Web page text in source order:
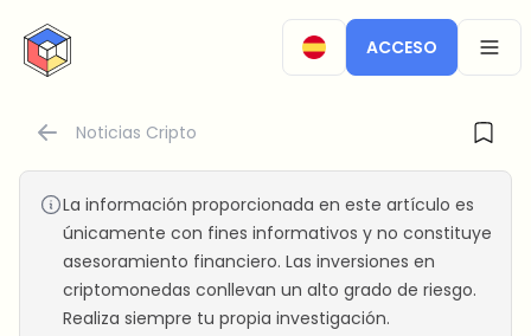
CryptoTicker
ACCESO
Noticias Cripto
La información proporcionada en este artículo es
únicamente con fines informativos y no constituye
asesoramiento financiero. Las inversiones en
criptomonedas conllevan un alto grado de riesgo.
Realiza siempre tu propia investigación.